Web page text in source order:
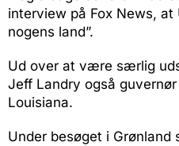
interview på Fox News, at
nogens land”.
Ud over at være særlig
Jeff Landry også
Louisiana.
Under besøget i Grønland